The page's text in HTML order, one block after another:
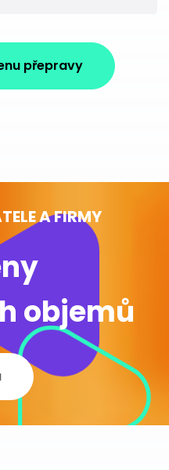
přepravy
A FIRMY
objemů